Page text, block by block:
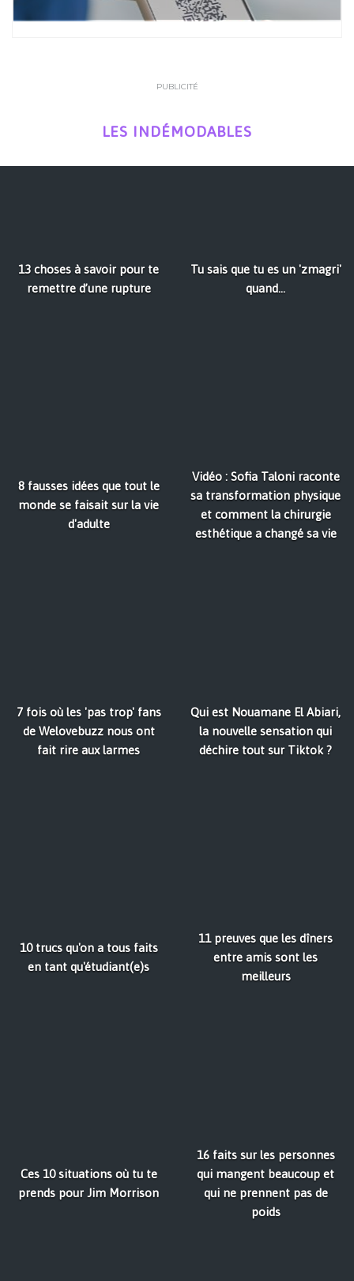
PUBLICITÉ
LES INDÉMODABLES
13 choses à savoir pour te
remettre d’une rupture
Tu sais que tu es un 'zmagri'
quand...
8 fausses idées que tout le
monde se faisait sur la vie
d'adulte
Vidéo : Sofia Taloni raconte
sa transformation physique
et comment la chirurgie
esthétique a changé sa vie
7 fois où les 'pas trop' fans
de Welovebuzz nous ont
fait rire aux larmes
Qui est Nouamane El Abiari,
la nouvelle sensation qui
déchire tout sur Tiktok ?
10 trucs qu'on a tous faits
en tant qu'étudiant(e)s
11 preuves que les dîners
entre amis sont les
meilleurs
Ces 10 situations où tu te
prends pour Jim Morrison
16 faits sur les personnes
qui mangent beaucoup et
qui ne prennent pas de
poids